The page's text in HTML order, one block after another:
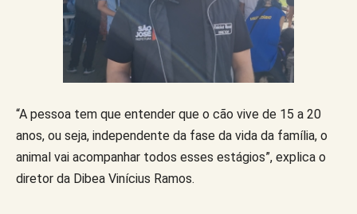
“A pessoa tem que entender que o cão vive de 15 a 20
anos, ou seja, independente da fase da vida da família, o
animal vai acompanhar todos esses estágios”, explica o
diretor da Dibea Vinícius Ramos.